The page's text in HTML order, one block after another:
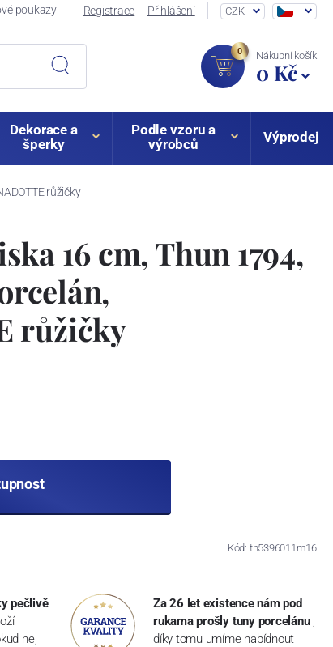
poukazy Registrace Přihlášení CZK
0 Nákupní košík
0 Kč
Dekorace a
šperky
Podle vzoru a
výrobců
Výprodej
růžičky
16 cm, Thun 1794,
růžičky
Kód: th5396011m16
pečlivě
ne,
Za 26 let existence nám pod
rukama prošly tuny porcelánu ,
díky tomu umíme nabídnout